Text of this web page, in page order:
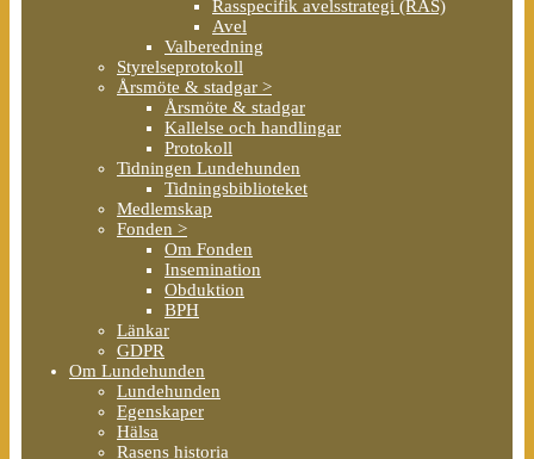
Rasspecifik avelsstrategi (RAS)
Avel
Valberedning
Styrelseprotokoll
Årsmöte & stadgar >
Årsmöte & stadgar
Kallelse och handlingar
Protokoll
Tidningen Lundehunden
Tidningsbiblioteket
Medlemskap
Fonden >
Om Fonden
Insemination
Obduktion
BPH
Länkar
GDPR
Om Lundehunden
Lundehunden
Egenskaper
Hälsa
Rasens historia